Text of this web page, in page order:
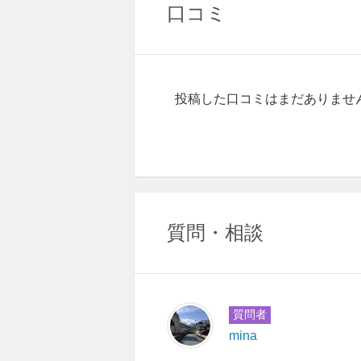
口コミ
投稿した口コミはまだありませ
質問・相談
質問者
mina